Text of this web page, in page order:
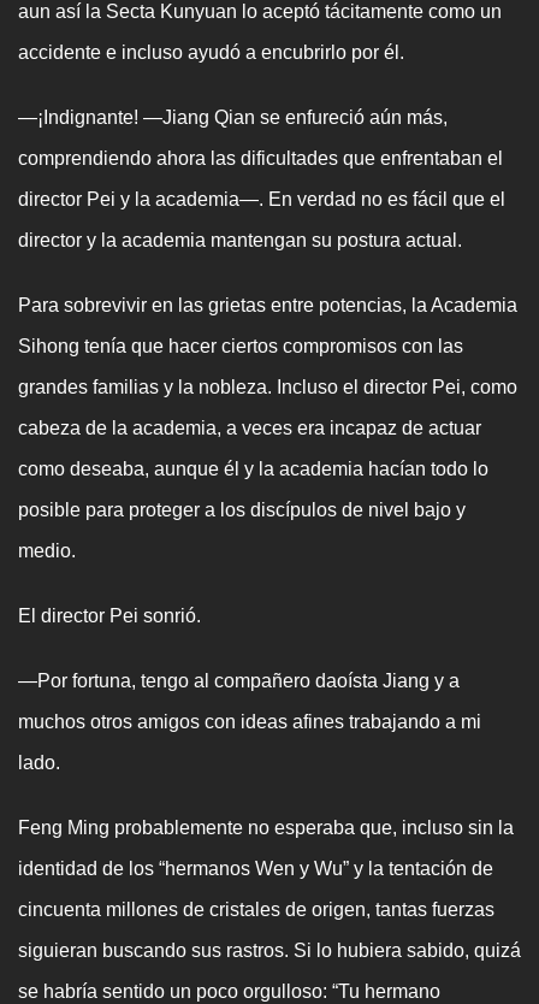
aun así la Secta Kunyuan lo aceptó tácitamente como un
accidente e incluso ayudó a encubrirlo por él.
—¡Indignante! —Jiang Qian se enfureció aún más,
comprendiendo ahora las dificultades que enfrentaban el
director Pei y la academia—. En verdad no es fácil que el
director y la academia mantengan su postura actual.
Para sobrevivir en las grietas entre potencias, la Academia
Sihong tenía que hacer ciertos compromisos con las
grandes familias y la nobleza. Incluso el director Pei, como
cabeza de la academia, a veces era incapaz de actuar
como deseaba, aunque él y la academia hacían todo lo
posible para proteger a los discípulos de nivel bajo y
medio.
El director Pei sonrió.
—Por fortuna, tengo al compañero daoísta Jiang y a
muchos otros amigos con ideas afines trabajando a mi
lado.
Feng Ming probablemente no esperaba que, incluso sin la
identidad de los “hermanos Wen y Wu” y la tentación de
cincuenta millones de cristales de origen, tantas fuerzas
siguieran buscando sus rastros. Si lo hubiera sabido, quizá
se habría sentido un poco orgulloso: “Tu hermano